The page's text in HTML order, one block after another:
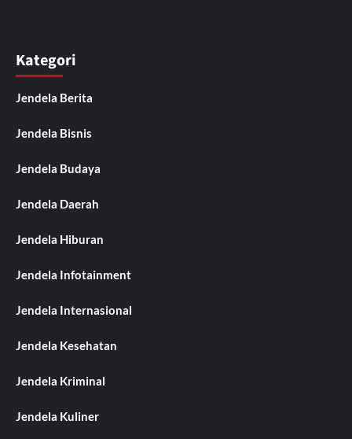
Kategori
Jendela Berita
Jendela Bisnis
Jendela Budaya
Jendela Daerah
Jendela Hiburan
Jendela Infotainment
Jendela Internasional
Jendela Kesehatan
Jendela Kriminal
Jendela Kuliner